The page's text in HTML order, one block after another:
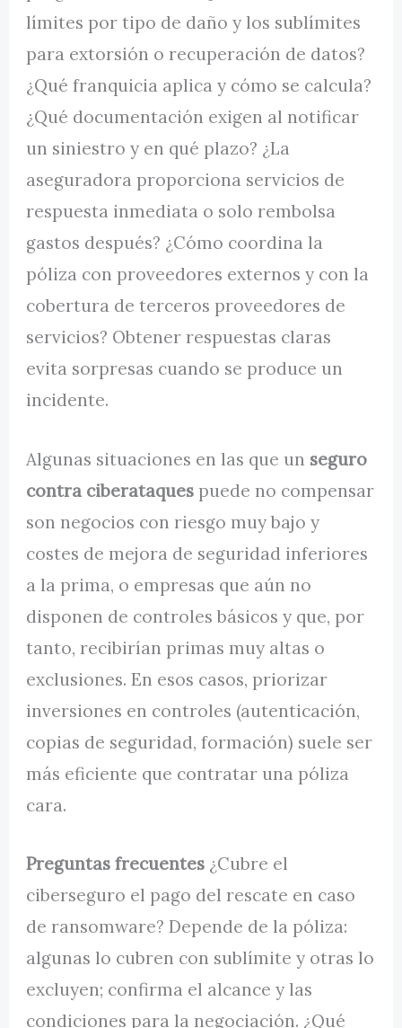
límites por tipo de daño y los sublímites
para extorsión o recuperación de datos?
¿Qué franquicia aplica y cómo se calcula?
¿Qué documentación exigen al notificar
un siniestro y en qué plazo? ¿La
aseguradora proporciona servicios de
respuesta inmediata o solo rembolsa
gastos después? ¿Cómo coordina la
póliza con proveedores externos y con la
cobertura de terceros proveedores de
servicios? Obtener respuestas claras
evita sorpresas cuando se produce un
incidente.
Algunas situaciones en las que un seguro
contra ciberataques puede no compensar
son negocios con riesgo muy bajo y
costes de mejora de seguridad inferiores
a la prima, o empresas que aún no
disponen de controles básicos y que, por
tanto, recibirían primas muy altas o
exclusiones. En esos casos, priorizar
inversiones en controles (autenticación,
copias de seguridad, formación) suele ser
más eficiente que contratar una póliza
cara.
Preguntas frecuentes ¿Cubre el
ciberseguro el pago del rescate en caso
de ransomware? Depende de la póliza:
algunas lo cubren con sublímite y otras lo
excluyen; confirma el alcance y las
condiciones para la negociación. ¿Qué